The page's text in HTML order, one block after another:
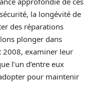
la longévité de
des réparations
plonger dans
2008, examiner leur
l’un d’entre eux
pour maintenir